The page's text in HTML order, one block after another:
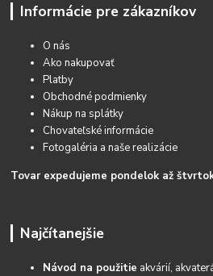
Informácie pre zákazníkov
O nás
Ako nakupovať
Platby
Obchodné podmienky
Nákup na splátky
Chovateľské informácie
Fotogaléria a naše realizácie
Tovar expedujeme pondelok až
Najčítanejšie
Návod na použitie akvárií,